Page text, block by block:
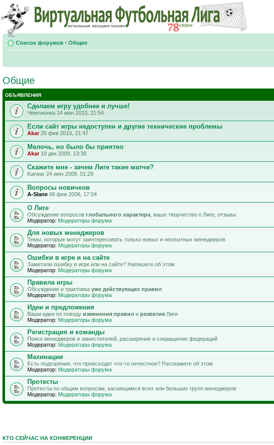
Список форумов ‹ Общие
Общие
ОБЪЯВЛЕНИЯ
Сделаем игру удобнее и лучше!
Чемпионка 14 июн 2023, 21:54
Если сайт игры недоступен и другие технические проблемы
Akar26 фев 2016, 21:47
Мелочь, но было бы приятно
Akar19 дек 2009, 13:38
Скажите мне - зачем Лиге такие матчи?
Karwar 24 июн 2008, 01:29
Вопросы новичков
A-Slane 06 фев 2006, 17:04
О Лиге
Обсуждение вопросов глобального характера , ваше творчество о Лиге, отзывы
Модератор: Модераторы форума
Для новых менеджеров
Темы, которые могут заинтересовать только новых и неопытных менеджеров
Модератор: Модераторы форума
Ошибки в игре и на сайте
Заметили ошибку в игре или на сайте? Напишите об этом
Модератор: Модераторы форума
Правила игры
Обсуждение и трактовка уже действующих правил
Модератор: Модераторы форума
Идеи и предложения
Ваши идеи по поводу изменения правил и развития Лиги
Модератор: Модераторы форума
Регистрация и команды
Поиск менеджеров и заместителей, расширение и сокращение федераций
Модератор: Модераторы форума
Махинации
Есть подозрения, что происходит что-то нечестное? Расскажите об этом
Модератор: Модераторы форума
Протесты
Протесты по общим вопросам, касающимся всех или больших групп менеджеров
Модератор: Модераторы форума
КТО СЕЙЧАС НА КОНФЕРЕНЦИИ